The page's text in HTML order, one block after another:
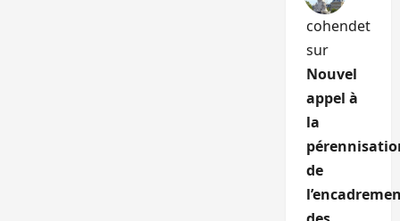
cohendet
sur
Nouvel
appel à
la
de